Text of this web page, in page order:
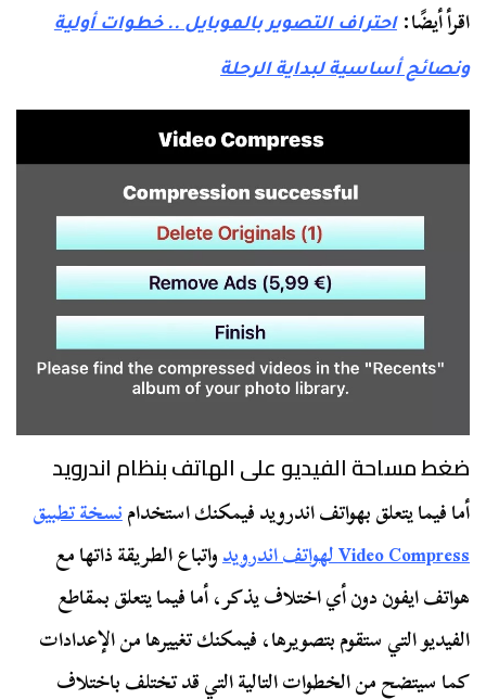
اقرأ أيضًا:احتراف التصوير بالموبايل .. خطوات أولية
ونصائح أساسية لبداية الرحلة
ضغط مساحة الفيديو على الهاتف بنظام اندرويد
أما فيما يتعلق بهواتف اندرويد فيمكنك استخدامنسخة تطبيق
Video Compress لهواتف اندرويد
واتباع الطريقة ذاتها مع
هواتف ايفون دون أي اختلاف يذكر، أما فيما يتعلق بمقاطع
الفيديو التي ستقوم بتصويرها، فيمكنك تغييرها من الإعدادات
كما سيتضح من الخطوات التالية التي قد تختلف باختلاف